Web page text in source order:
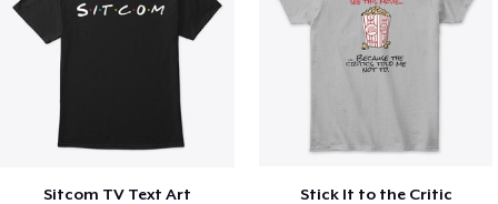
Sitcom TV Text Art Stick It to the Critic